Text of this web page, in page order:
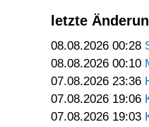
letzte
08.08.2026 00:28
08.08.2026 00:10
07.08.2026 23:36
07.08.2026 19:06
07.08.2026 19:03